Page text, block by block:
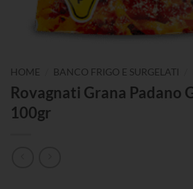
HOME BANCO FRIGO E SURGELATI
Rovagnati Grana Padano
100gr